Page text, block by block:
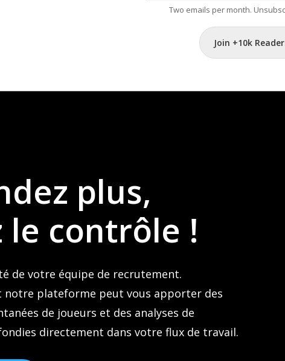
Two emails per month.
Join +10k
plus,
le contrôle !
de votre équipe de recrutement.
notre plateforme peut vous apporter des
de joueurs et des analyses de
directement dans votre flux de travail.